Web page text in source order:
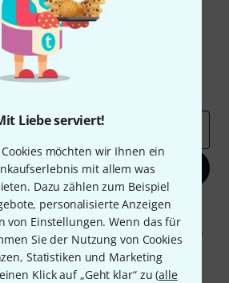
Liebe serviert!
möchten wir Ihnen ein
mit allem was
Dazu zählen zum Beispiel
personalisierte Anzeigen
von Einstellungen. Wenn das für
Sie der Nutzung von Cookies
Statistiken und Marketing
Klick auf „Geht klar“ zu (alle
Newsletter
Newsletter und gewinne mit
50 Gutscheinen
Jetzt anmelden
stimmen Sie dem Erhalt von E-Mail-
des E-Mail-Nutzungsverhaltens zu. Die
Weitere Informationen finden Sie in
Datenschutzhinweisen
* Pflichtfeld